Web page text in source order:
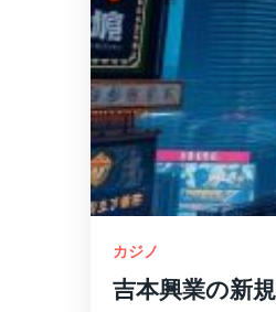
カジノ
吉本興業の新